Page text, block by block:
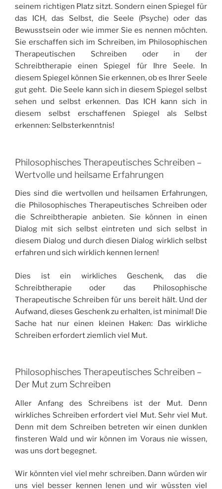
seinem richtigen Platz sitzt. Sondern einen Spiegel für
das ICH, das Selbst, die Seele (Psyche) oder das
Bewusstsein oder wie immer Sie es nennen möchten.
Sie erschaffen sich im Schreiben, im Philosophischen
Therapeutischen Schreiben oder in der
Schreibtherapie einen Spiegel für Ihre Seele. In
diesem Spiegel können Sie erkennen, ob es Ihrer Seele
gut geht. Die Seele kann sich in diesem Spiegel selbst
sehen und selbst erkennen. Das ICH kann sich in
diesem selbst erschaffenen Spiegel als Selbst
erkennen: Selbsterkenntnis!
Philosophisches Therapeutisches Schreiben –
Wertvolle und heilsame Erfahrungen
Dies sind die wertvollen und heilsamen Erfahrungen,
die Philosophisches Therapeutisches Schreiben oder
die Schreibtherapie anbieten. Sie können in einen
Dialog mit sich selbst eintreten und sich selbst in
diesem Dialog und durch diesen Dialog wirklich selbst
erfahren und sich wirklich kennen lernen!
Dies ist ein wirkliches Geschenk, das die
Schreibtherapie oder das Philosophische
Therapeutische Schreiben für uns bereit hält. Und der
Aufwand, dieses Geschenk zu erhalten, ist minimal! Die
Sache hat nur einen kleinen Haken: Das wirkliche
Schreiben erfordert ziemlich viel Mut.
Philosophisches Therapeutisches Schreiben –
Der Mut zum Schreiben
Aller Anfang des Schreibens ist der Mut. Denn
wirkliches Schreiben erfordert viel Mut. Sehr viel Mut.
Denn mit dem Schreiben betreten wir einen dunklen
finsteren Wald und wir können im Voraus nie wissen,
was uns dort begegnet.
Wir könnten viel viel mehr schreiben. Dann würden wir
uns viel besser kennen lenen und wir wüssten viel